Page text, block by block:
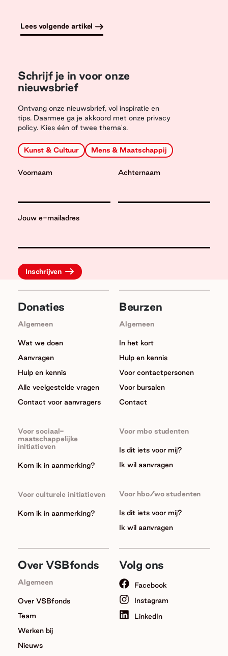
Lees volgende artikel
Schrijf je in voor onze
nieuwsbrief
Ontvang onze nieuwsbrief, vol inspiratie en
tips. Daarmee ga je akkoord met onze privacy
policy. Kies één of twee thema's.
Kunst & Cultuur Mens & Maatschappij
Jouw e-mailadres
Voornaam Achternaam
Donaties
Algemeen
Wat we doen
Aanvragen
Hulp en kennis
Alle veelgestelde vragen
Contact voor aanvragers
Voor sociaal-
maatschappelijke
initiatieven
Kom ik in aanmerking?
Voor culturele initiatieven
Kom ik in aanmerking?
Beurzen
Algemeen
In het kort
Hulp en kennis
Voor contactpersonen
Voor bursalen
Contact
Voor mbo studenten
Is dit iets voor mij?
Ik wil aanvragen
Voor hbo/wo studenten
Is dit iets voor mij?
Ik wil aanvragen
Over VSBfonds
Algemeen
Over VSBfonds
Team
Werken bij
Nieuws
Volg ons
Facebook
Instagram
LinkedIn